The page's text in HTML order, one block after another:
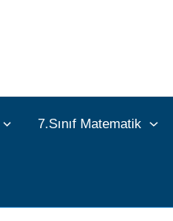
7.Sınıf Matematik